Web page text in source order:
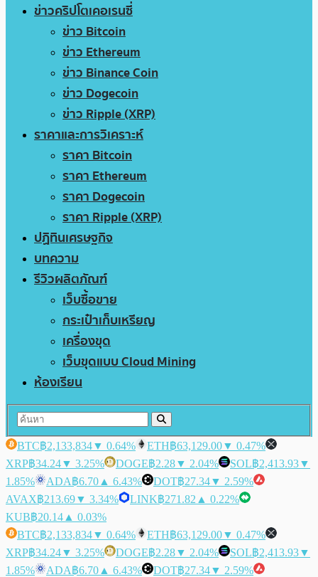
ข่าวคริปโตเคอเรนซี่
ข่าว Bitcoin
ข่าว Ethereum
ข่าว Binance Coin
ข่าว Dogecoin
ข่าว Ripple (XRP)
ราคาและการวิเคราะห์
ราคา Bitcoin
ราคา Ethereum
ราคา Dogecoin
ราคา Ripple (XRP)
ปฏิทินเศรษฐกิจ
บทความ
รีวิวผลิตภัณฑ์
เว็บซื้อขาย
กระเป๋าเก็บเหรียญ
เครื่องขุด
เว็บขุดแบบ Cloud Mining
ห้องเรียน
BTC฿2,133,834▼ 0.64% ETH฿63,129.00▼ 0.47%
XRP฿34.24▼ 3.25% DOGE฿2.28▼ 2.04% SOL฿2,413.93▼
1.85%
ADA฿6.70 ▲ 6.43% DOT฿27.34▼ 2.59%
AVAX฿213.69▼ 3.34% LINK฿271.82 ▲ 0.22%
KUB฿20.14 ▲ 0.03%
BTC฿2,133,834▼ 0.64% ETH฿63,129.00▼ 0.47%
XRP฿34.24▼ 3.25% DOGE฿2.28▼ 2.04% SOL฿2,413.93▼
1.85%
ADA฿6.70 ▲ 6.43% DOT฿27.34▼ 2.59%